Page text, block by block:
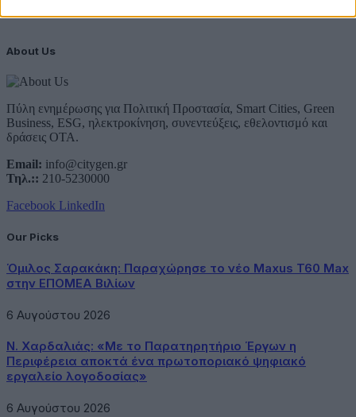
About Us
Πύλη ενημέρωσης για Πολιτική Προστασία, Smart Cities, Green
Business, ESG, ηλεκτροκίνηση, συνεντεύξεις, εθελοντισμό και
δράσεις ΟΤΑ.
Email: info@citygen.gr
Τηλ.:: 210-5230000
Facebook LinkedIn
Our Picks
Όμιλος Σαρακάκη: Παραχώρησε το νέο Maxus T60 Max
στην ΕΠΟΜΕΑ Βιλίων
6 Αυγούστου 2026
Ν. Χαρδαλιάς: «Με το Παρατηρητήριο Έργων η
Περιφέρεια αποκτά ένα πρωτοποριακό ψηφιακό
εργαλείο λογοδοσίας»
6 Αυγούστου 2026